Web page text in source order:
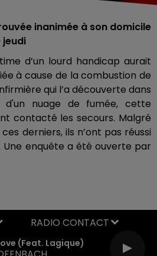
inanimée à son domicile
jeudi
d’un lourd handicap aurait
à cause de la combustion de
qui l’a découverte dans
d'un nuage de fumée, cette
contacté les secours. Malgré
derniers, ils n’ont pas réussi
enquête a été ouverte par
(feat. Lagique)
RADIO CONTACT